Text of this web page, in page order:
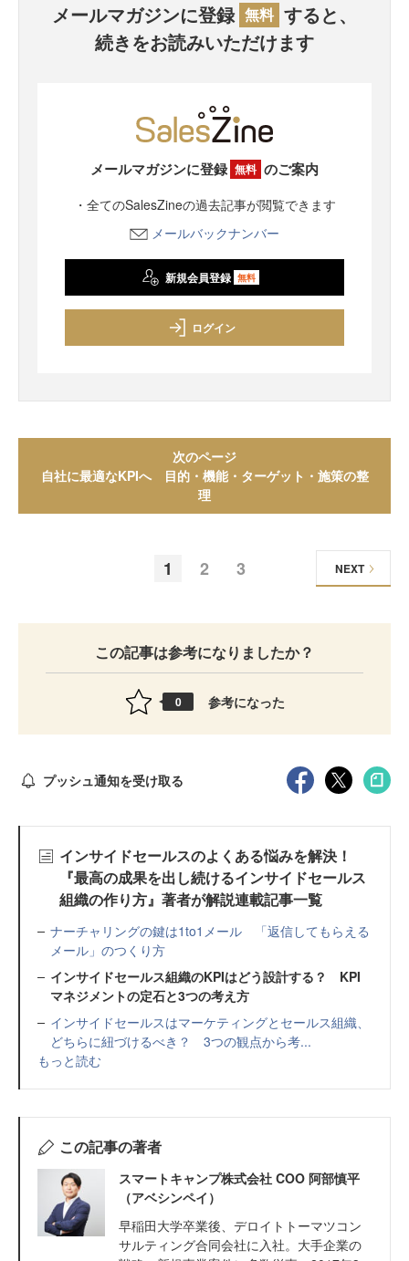
メールマガジンに登録 無料 すると、
続きをお読みいただけます
メールマガジンに登録 無料 のご案内
・全てのSalesZineの過去記事が閲覧できます
メールバックナンバー
新規会員登録 無料
ログイン
次のページ
自社に最適なKPIへ 目的・機能・ターゲット・施策の整
理
1 2 3 NEXT
この記事は参考になりましたか？
0 参考になった
プッシュ通知を受け取る
インサイドセールスのよくある悩みを解決！
『最高の成果を出し続けるインサイドセールス
組織の作り方』著者が解説連載記事一覧
ナーチャリングの鍵は1to1メール 「返信してもらえる
メール」のつくり方
インサイドセールス組織のKPIはどう設計する？ KPI
マネジメントの定石と3つの考え方
インサイドセールスはマーケティングとセールス組織、
どちらに紐づけるべき？ 3つの観点から考...
もっと読む
この記事の著者
スマートキャンプ株式会社 COO 阿部慎平
（アベシンペイ）
早稲田大学卒業後、デロイトトーマツコン
サルティング合同会社に入社。大手企業の